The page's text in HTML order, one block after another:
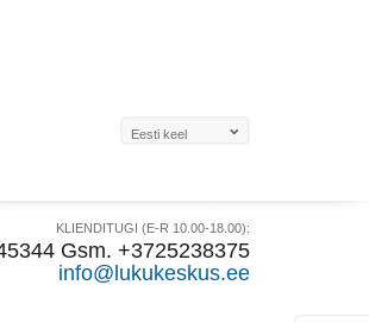
KLIENDITUGI (E-R 10.00-18.00):
Gsm. +3725238375
info@lukukeskus.ee